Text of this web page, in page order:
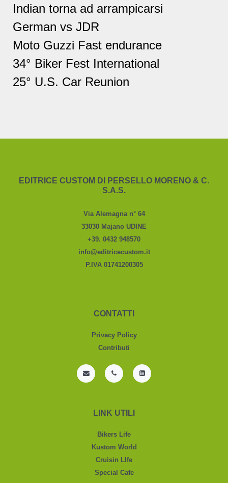
Indian torna ad arrampicarsi
German vs JDR
Moto Guzzi Fast endurance
34° Biker Fest International
25° U.S. Car Reunion
EDITRICE CUSTOM DI PERSELLO MORENO & C.
S.A.S.
Via Alemagna n° 64
33030 Majano UDINE
+39. 0432 948570
info@editricecustom.it
P.IVA 01741200305
CONTATTI
Privacy Policy
Contributi
LINK UTILI
Bikers Life
Kustom World
Cruisin LIfe
Special Cafe